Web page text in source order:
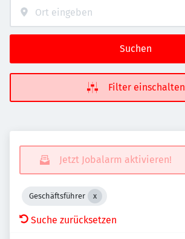
Suchen
Filter einschalten
Jetzt Jobalarm aktivieren!
Geschäftsführer
Suche zurücksetzen